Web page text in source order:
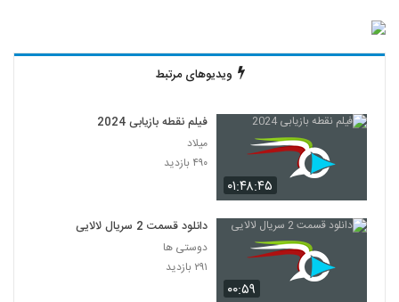
ویدیوهای مرتبط
۰۱:۴۸:۴۵
فیلم نقطه بازیابی 2024
میلاد
۴۹۰ بازدید
۰۰:۵۹
دانلود قسمت 2 سریال لالایی
دوستی ها
۲۹۱ بازدید